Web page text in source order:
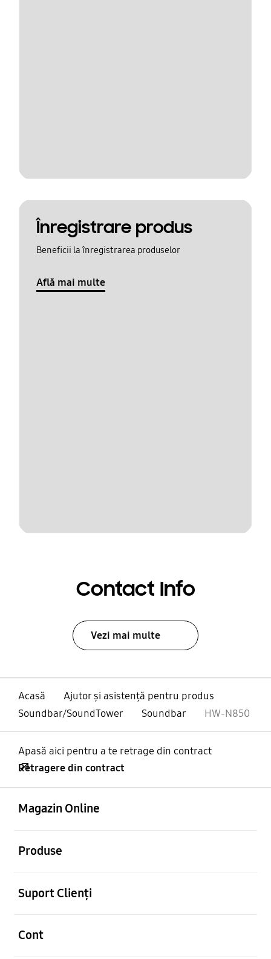
Înregistrare produs
Beneficii la înregistrarea produselor
Află mai multe
Contact Info
Vezi mai multe
Acasă
Ajutor și asistență pentru produs
Soundbar/SoundTower
Soundbar HW-N850
Apasă aici pentru a te retrage din contract
Retragere din contract
Magazin Online
Produse
Suport Clienți
Cont